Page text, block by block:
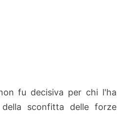
fu decisiva per chi l'ha
sconfitta delle forze